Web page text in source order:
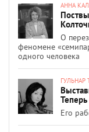
АННА
О
феномене
одного человека
ГУЛЬНАР
Его